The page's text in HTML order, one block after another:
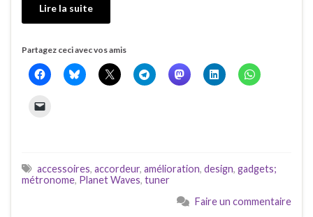
Lire la suite
Partagez ceci avec vos amis
accessoires, accordeur, amélioration, design, gadgets;
métronome, Planet Waves, tuner
Faire un commentaire